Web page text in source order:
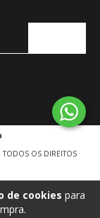
de cookies para
OS DIREITOS